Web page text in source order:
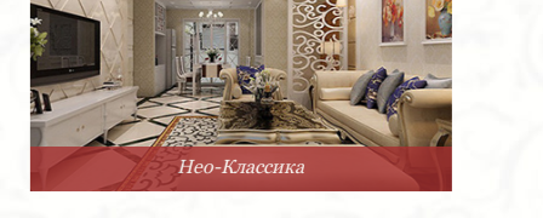
Минимализм